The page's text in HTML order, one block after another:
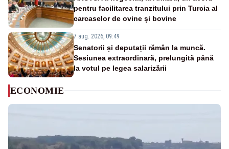
pentru facilitarea tranzitului prin Turcia al
carcaselor de ovine și bovine
7 aug. 2026, 09:49
Senatorii și deputații rămân la muncă.
Sesiunea extraordinară, prelungită până
la votul pe legea salarizării
ECONOMIE